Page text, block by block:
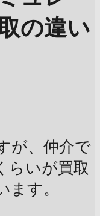
の違い
が、仲介で
らいが買取
ます。